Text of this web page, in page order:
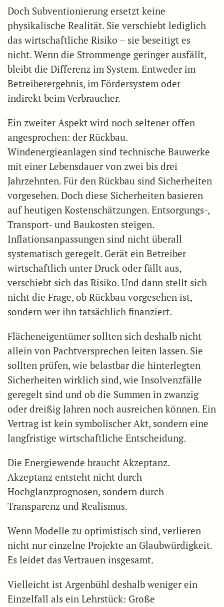
Doch Subventionierung ersetzt keine
physikalische Realität. Sie verschiebt lediglich
das wirtschaftliche Risiko – sie beseitigt es
nicht. Wenn die Strommenge geringer ausfällt,
bleibt die Differenz im System. Entweder im
Betreiberergebnis, im Fördersystem oder
indirekt beim Verbraucher.
Ein zweiter Aspekt wird noch seltener offen
angesprochen: der Rückbau.
Windenergieanlagen sind technische Bauwerke
mit einer Lebensdauer von zwei bis drei
Jahrzehnten. Für den Rückbau sind Sicherheiten
vorgesehen. Doch diese Sicherheiten basieren
auf heutigen Kostenschätzungen. Entsorgungs-,
Transport- und Baukosten steigen.
Inflationsanpassungen sind nicht überall
systematisch geregelt. Gerät ein Betreiber
wirtschaftlich unter Druck oder fällt aus,
verschiebt sich das Risiko. Und dann stellt sich
nicht die Frage, ob Rückbau vorgesehen ist,
sondern wer ihn tatsächlich finanziert.
Flächeneigentümer sollten sich deshalb nicht
allein von Pachtversprechen leiten lassen. Sie
sollten prüfen, wie belastbar die hinterlegten
Sicherheiten wirklich sind, wie Insolvenzfälle
geregelt sind und ob die Summen in zwanzig
oder dreißig Jahren noch ausreichen können. Ein
Vertrag ist kein symbolischer Akt, sondern eine
langfristige wirtschaftliche Entscheidung.
Die Energiewende braucht Akzeptanz.
Akzeptanz entsteht nicht durch
Hochglanzprognosen, sondern durch
Transparenz und Realismus.
Wenn Modelle zu optimistisch sind, verlieren
nicht nur einzelne Projekte an Glaubwürdigkeit.
Es leidet das Vertrauen insgesamt.
Vielleicht ist Argenbühl deshalb weniger ein
Einzelfall als ein Lehrstück: Große